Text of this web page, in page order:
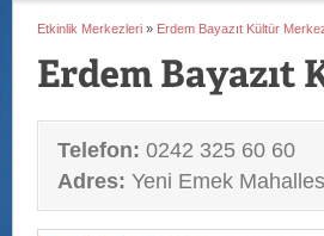
Etkinlik Merkezleri » Erdem Bayazıt Kültür
Telefon: 0242 325 60 60
Adres: Yeni Emek